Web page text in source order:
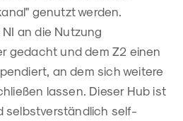
genutzt werden.
an die Nutzung
gedacht und dem Z2 einen
an dem sich weitere
lassen. Dieser Hub ist
selbstverständlich self-